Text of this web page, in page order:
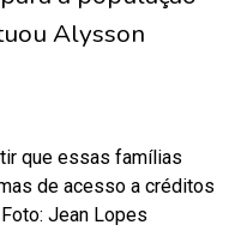
Alysson
que essas famílias
de acesso a créditos
Jean Lopes